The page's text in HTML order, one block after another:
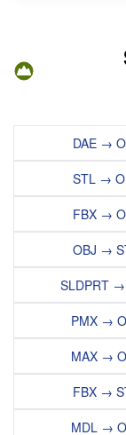
DAE →
STL →
FBX →
OBJ →
SLDPRT
PMX →
MAX →
FBX →
MDL →